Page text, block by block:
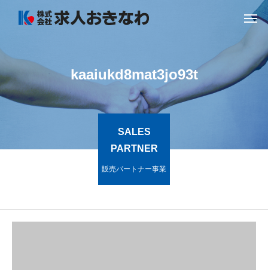
kaaiukd8mat3jo93t
SALES
PARTNER
販売パートナー事業